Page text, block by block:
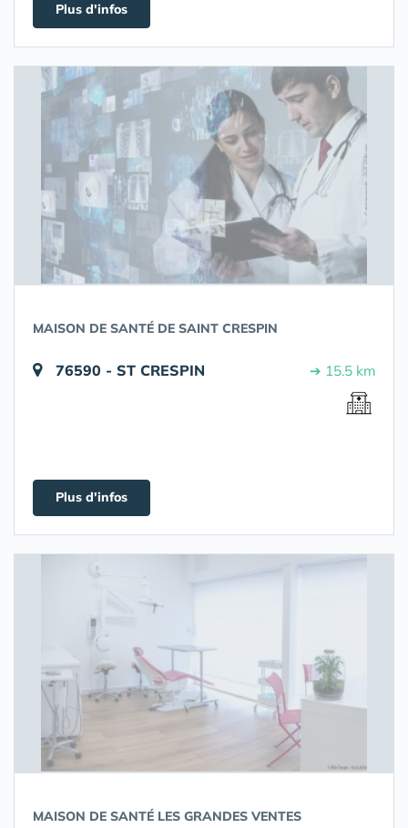
Plus d'infos
MAISON DE SANTÉ DE SAINT CRESPIN
76590 - ST CRESPIN ➔ 15.5 km
Plus d'infos
MAISON DE SANTÉ LES GRANDES VENTES